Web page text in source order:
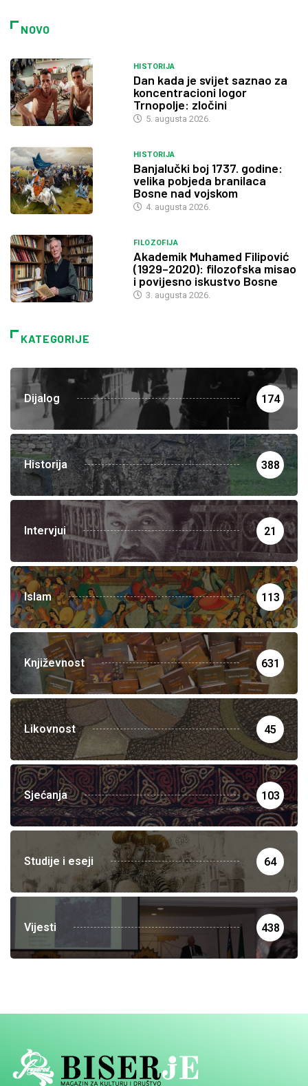
NOVO
HISTORIJA
Dan kada je svijet saznao za
koncentracioni logor
Trnopolje: zločini
5. augusta 2026.
HISTORIJA
Banjalučki boj 1737. godine:
velika pobjeda branilaca
Bosne nad vojskom
4. augusta 2026.
FILOZOFIJA
Akademik Muhamed Filipović
(1929–2020): filozofska misao
i povijesno iskustvo Bosne
3. augusta 2026.
KATEGORIJE
Dijalog 174
Historija 388
Intervjui 21
Islam 113
Književnost 631
Likovnost 45
Sjećanja 103
Studije i eseji 64
Vijesti 438